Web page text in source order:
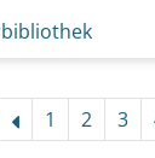
1 2 3